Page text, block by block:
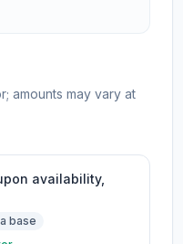
amounts may vary at
availability,
base